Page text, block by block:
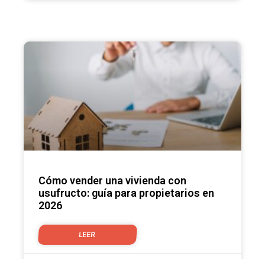
Cómo vender una vivienda con
usufructo: guía para propietarios en
2026
LEER